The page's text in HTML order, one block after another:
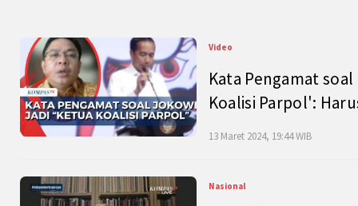
Video
Kata Pengamat
Koalisi Parpol':
13 Maret 2024, 19:44 WIB
Nasional